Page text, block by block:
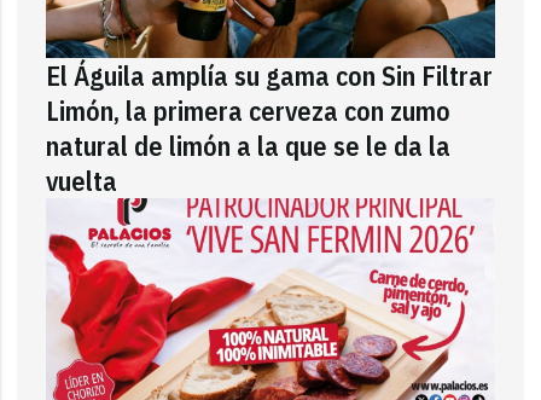
El Águila amplía su gama con Sin Filtrar
Limón, la primera cerveza con zumo
natural de limón a la que se le da la
vuelta